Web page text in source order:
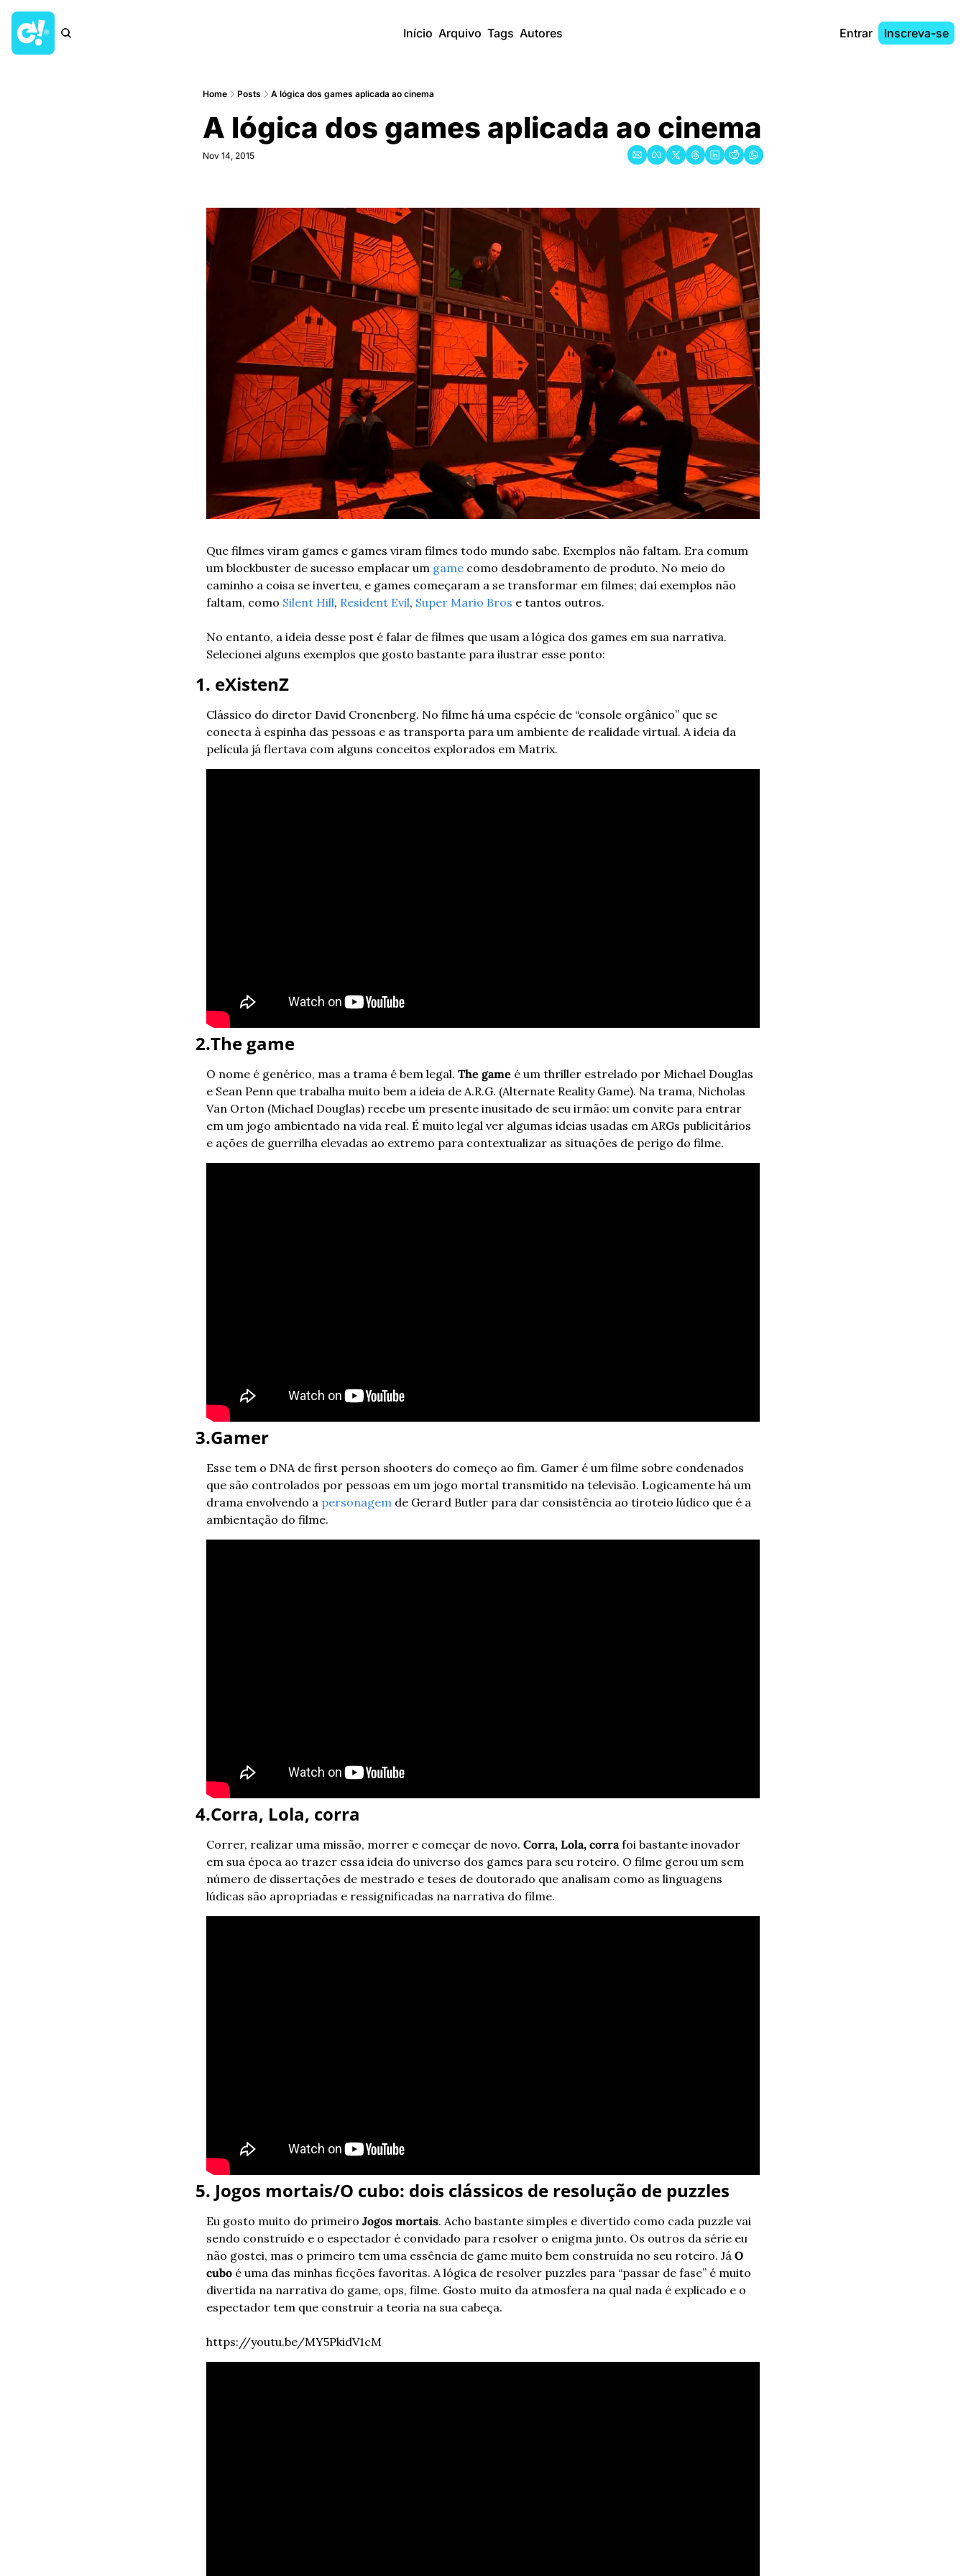
Início Arquivo Tags Autores Entrar Inscreva-se
Home Posts A lógica dos games aplicada ao cinema
A lógica dos games aplicada ao cinema
Nov 14, 2015
Que filmes viram games e games viram filmes todo mundo sabe. Exemplos não faltam. Era comum
um blockbuster de sucesso emplacar um game como desdobramento de produto. No meio do
caminho a coisa se inverteu, e games começaram a se transformar em filmes; daí exemplos não
faltam, como Silent Hill, Resident Evil, Super Mario Bros e tantos outros.
No entanto, a ideia desse post é falar de filmes que usam a lógica dos games em sua narrativa.
Selecionei alguns exemplos que gosto bastante para ilustrar esse ponto:
1. eXistenZ
Clássico do diretor David Cronenberg. No filme há uma espécie de “console orgânico” que se
conecta à espinha das pessoas e as transporta para um ambiente de realidade virtual. A ideia da
película já flertava com alguns conceitos explorados em Matrix.
2.The game
O nome é genérico, mas a trama é bem legal. The game é um thriller estrelado por Michael Douglas
e Sean Penn que trabalha muito bem a ideia de A.R.G. (Alternate Reality Game). Na trama, Nicholas
Van Orton (Michael Douglas) recebe um presente inusitado de seu irmão: um convite para entrar
em um jogo ambientado na vida real. É muito legal ver algumas ideias usadas em ARGs publicitários
e ações de guerrilha elevadas ao extremo para contextualizar as situações de perigo do filme.
3.Gamer
Esse tem o DNA de first person shooters do começo ao fim. Gamer é um filme sobre condenados
que são controlados por pessoas em um jogo mortal transmitido na televisão. Logicamente há um
drama envolvendo a personagem de Gerard Butler para dar consistência ao tiroteio lúdico que é a
ambientação do filme.
4.Corra, Lola, corra
Correr, realizar uma missão, morrer e começar de novo. Corra, Lola, corra foi bastante inovador
em sua época ao trazer essa ideia do universo dos games para seu roteiro. O filme gerou um sem
número de dissertações de mestrado e teses de doutorado que analisam como as linguagens
lúdicas são apropriadas e ressignificadas na narrativa do filme.
5. Jogos mortais/O cubo: dois clássicos de resolução de puzzles
Eu gosto muito do primeiro Jogos mortais. Acho bastante simples e divertido como cada puzzle vai
sendo construído e o espectador é convidado para resolver o enigma junto. Os outros da série eu
não gostei, mas o primeiro tem uma essência de game muito bem construída no seu roteiro. Já O
cubo é uma das minhas ficções favoritas. A lógica de resolver puzzles para “passar de fase” é muito
divertida na narrativa do game, ops, filme. Gosto muito da atmosfera na qual nada é explicado e o
espectador tem que construir a teoria na sua cabeça.
https://youtu.be/MY5PkidV1cM